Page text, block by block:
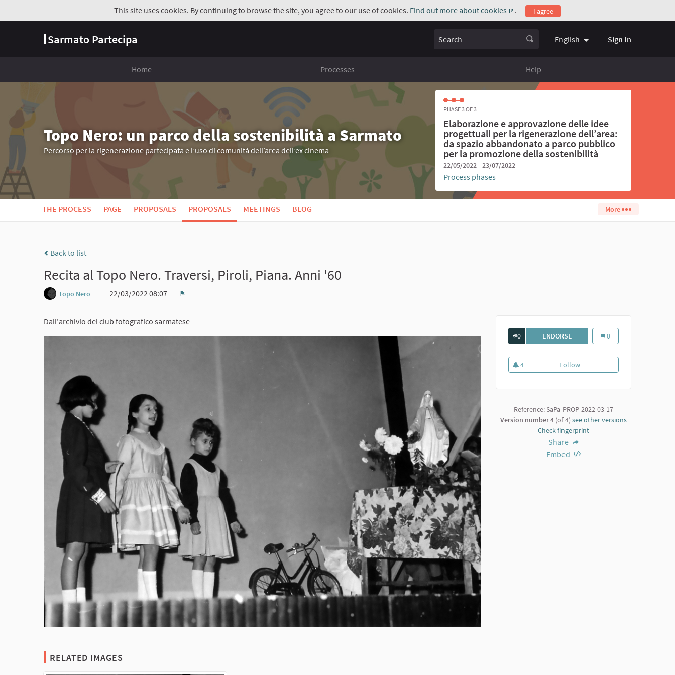
This site uses cookies. By continuing to browse the site, you agree to our use of cookies. Find out more about cookies
(External link)
. I agree
Sarmato Partecipa Search English Choose language
Sign In
Home Processes Help
Topo Nero: un parco della sostenibilità a Sarmato
Percorso per la rigenerazione partecipata e l’uso di comunità dell’area dell’ex cinema
PHASE 3 OF 3
Elaborazione e approvazione delle idee
progettuali per la rigenerazione dell’area:
da spazio abbandonato a parco pubblico
per la promozione della sostenibilità
22/05/2022 - 23/07/2022
Process phases
THE PROCESS PAGE PROPOSALS PROPOSALS MEETINGS BLOG More
Back to list
Recita al Topo Nero. Traversi, Piroli, Piana. Anni '60
Topo Nero
22/03/2022 08:07
Dall'archivio del club fotografico sarmatese
0 ENDORSE RECITA AL TOPO NERO.
Recita al Topo Nero.
0
4
4 followers
FollowRecita al Topo Nero. Traversi,
Reference: SaPa-PROP-2022-03-17
Version number 4 (of 4) see other versions
Check fingerprint
Share
Embed
RELATED IMAGES